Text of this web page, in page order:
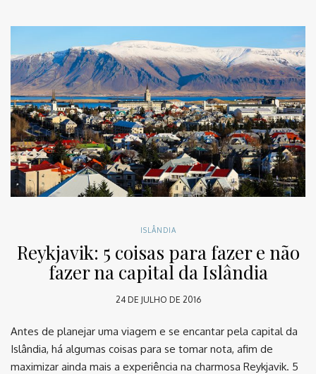
ISLÂNDIA
Reykjavik: 5 coisas para fazer e não
fazer na capital da Islândia
24 DE JULHO DE 2016
Antes de planejar uma viagem e se encantar pela capital da
Islândia, há algumas coisas para se tomar nota, afim de
maximizar ainda mais a experiência na charmosa Reykjavik. 5